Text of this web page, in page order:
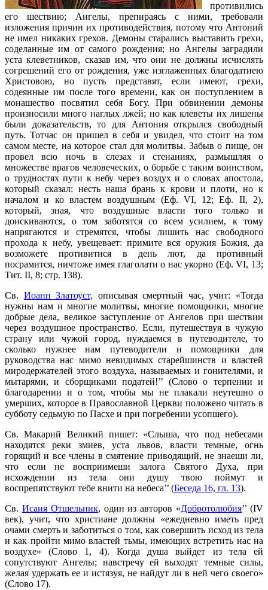
противились
его шествию; Ангелы, препираясь с ними, требовали
изложения причин их противодействия, потому что Антоний
не имел никаких грехов. Демоны старались выставить грехи,
соделанные им от самого рождения; но Ангелы заградили
уста клеветников, сказав им, что они не должны исчислять
согрешений его от рождения, уже изглаженных благодатиею
Христовою, но пусть представят, если имеют, грехи,
содеянные им после того времени, как он поступлением в
монашество посвятил себя Богу. При обвинении демоны
произносили много наглых лжей; но как клеветы их лишены
были доказательств, то для Антония открылся свободный
путь. Тотчас он пришел в себя и увидел, что стоит на том
самом месте, на которое стал для молитвы. Забыв о пище, он
провел всю ночь в слезах и стенаниях, размышляя о
множестве врагов человеческих, о борьбе с таким воинством,
о трудностях пути к небу через воздух и о словах апостола,
который сказал: несть наша брань к крови и плоти, но к
началом и ко властем воздушным (Еф. VI, 12; Еф. II, 2),
который, зная, что воздушные власти того только и
доискиваются, о том заботятся со всем усилием, к тому
напрягаются и стремятся, чтобы лишить нас свободного
прохода к небу, увещевает: примите вся оружия Божия, да
возможете противитися в день лют, да противный
посрамится, ничтоже имея глаголати о нас укорно (Еф. VI, 13;
Тит. II, 8; стр. 138).
Св. Иоанн Златоуст, описывая смертный час, учит: «Тогда
нужны нам и многие молитвы, многие помощники, многие
добрые дела, великое заступление от Ангелов при шествии
через воздушное пространство. Если, путешествуя в чужую
страну или чужой город, нуждаемся в путеводителе, то
сколько нужнее нам путеводители и помощники для
руководства нас мимо невидимых старейшинств и властей
миродержателей этого воздуха, называемых и гонителями, и
мытарями, и сборщиками податей!’’ (Слово о терпении и
благодарении и о том, чтобы мы не плакали неутешно о
умерших, которое в Православной Церкви положено читать в
субботу седьмую по Пасхе и при погребении усопшего).
Св. Макарий Великий пишет: «Слыша, что под небесами
находятся реки змиев, уста львов, власти темные, огнь
горящий и все члены в смятение приводящий, не знаеши ли,
что если не восприимеши залога Святого Духа, при
исхождении из тела они душу твою поймут и
воспрепятствуют тебе внити на небеса’’ (Беседа 16, гл. 13).
Св. Исаия Отшельник, один из авторов «Добротолюбия’’ (IV
век), учит, что христиане должны «ежедневно иметь пред
очами смерть и заботиться о том, как совершить исход из тела
и как пройти мимо властей тьмы, имеющих встретить нас на
воздухе» (Слово 1, 4). Когда душа выйдет из тела ей
сопутствуют Ангелы; навстречу ей выходят темные силы,
желая удержать ее и истязуя, не найдут ли в ней чего своего»
(Слово 17).